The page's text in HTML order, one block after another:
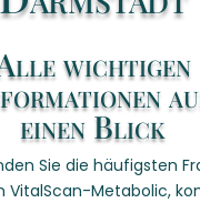
wichtigen
einen Blick
Sie die häufigsten
VitalScan-Metabolic,